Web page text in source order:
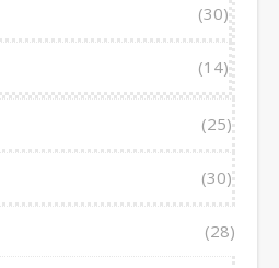
(30)
(14)
(25)
(30)
(28)